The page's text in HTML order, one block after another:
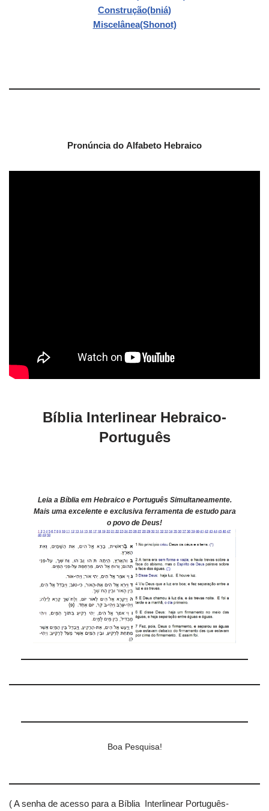
Construção(bniá)
Miscelânea(Shonot)
Pronúncia do Alfabeto Hebraico
Bíblia Interlinear Hebraico-
Português
Leia a Bíblia em Hebraico e Português Simultaneamente.
Mais uma excelente e exclusiva ferramenta de estudo para
o povo de Deus!
Boa Pesquisa!
( A senha de acesso para a Bíblia Interlinear Português-